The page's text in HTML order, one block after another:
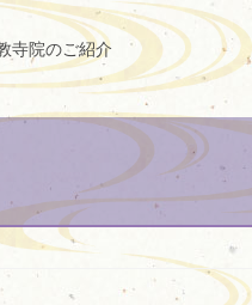
寺院のご紹介